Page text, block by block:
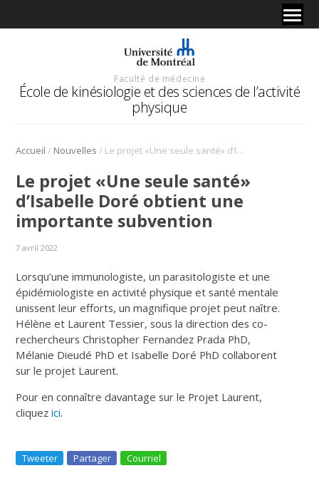
Faculté de médecine
École de kinésiologie et des sciences de l’activité
physique
Accueil / Nouvelles / Le projet «Une seule santé» d’Isabelle Doré obtient une importante subvention
Le projet «Une seule santé»
d’Isabelle Doré obtient une
importante subvention
7 avril 2022
Lorsqu’une immunologiste, un parasitologiste et une
épidémiologiste en activité physique et santé mentale
unissent leur efforts, un magnifique projet peut naître.
Hélène et Laurent Tessier, sous la direction des co-
rechercheurs Christopher Fernandez Prada PhD,
Mélanie Dieudé PhD et Isabelle Doré PhD collaborent
sur le projet Laurent.
Pour en connaître davantage sur le Projet Laurent,
cliquezici.
Tweeter Partager Courriel